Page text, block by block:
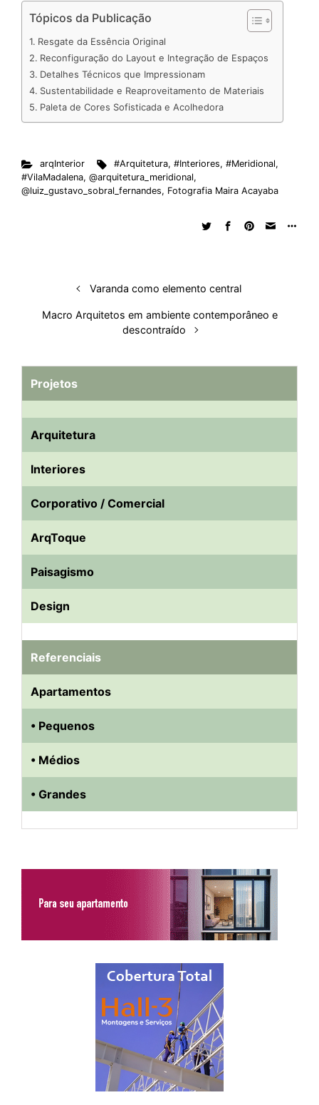
n
e
d
I
n
c
b
o
o
k
a
s
A
p
p
d
i
t
a
d
s
e
r
e
s
s
y
m
b
l
Tópicos da Publicação
Resgate da Essência Original
Reconfiguração do Layout e Integração de Espaços
Detalhes Técnicos que Impressionam
Sustentabilidade e Reaproveitamento de Materiais
Paleta de Cores Sofisticada e Acolhedora
arqInterior #Arquitetura,#Interiores,#Meridional,
#VilaMadalena, @arquitetura_meridional,
@luiz_gustavo_sobral_fernandes, Fotografia Maira Acayaba
Varanda como elemento central
Macro Arquitetos em ambiente contemporâneo e
descontraído
Projetos
Arquitetura
Interiores
Corporativo / Comercial
ArqToque
Paisagismo
Design
Referenciais
Apartamentos
• Pequenos
• Médios
• Grandes